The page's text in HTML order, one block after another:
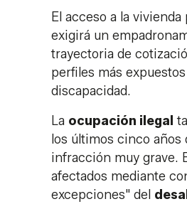
El acceso a la
exigirá un
trayectoria de
perfiles más
discapacidad.
La ocupación ilegal
los últimos cinco
infracción muy grave.
afectados mediante
excepciones" del